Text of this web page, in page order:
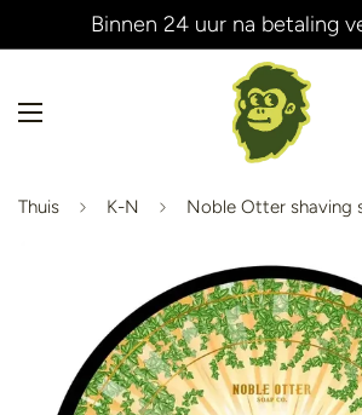
Binnen 24 uur na betaling
Thuis K-N